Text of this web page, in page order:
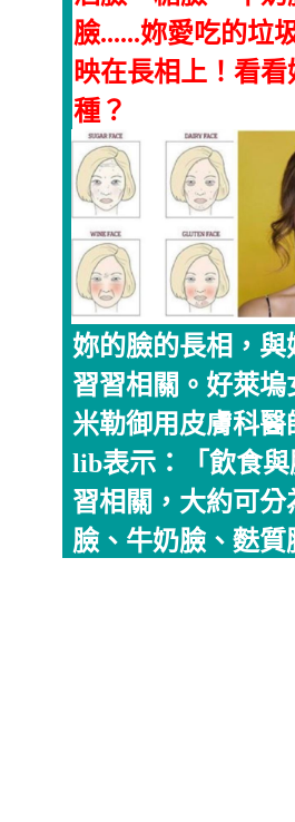
臉......妳愛吃的垃
映在長相上！看
種？
妳的臉的長相，與
習習相關。好萊塢
米勒御用皮膚科醫
lib表示：「飲食
習相關，大約可分
臉、牛奶臉、麩質